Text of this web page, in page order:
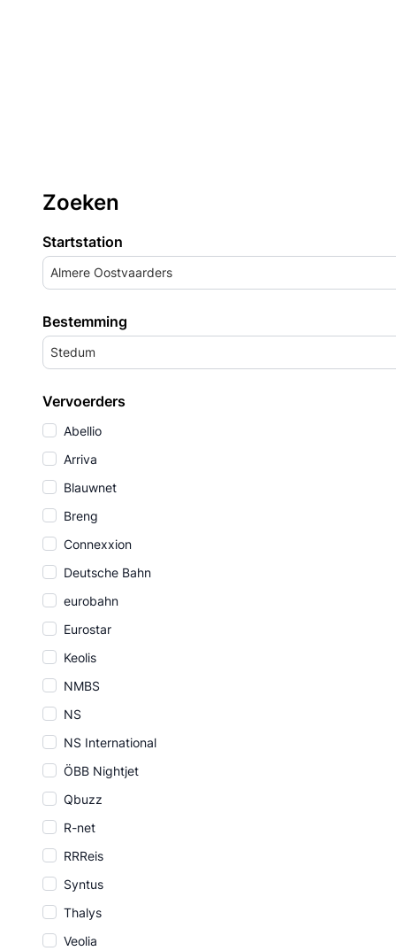
Zoeken
Startstation
Almere Oostvaarders
Bestemming
Stedum
Vervoerders
Abellio
Arriva
Blauwnet
Breng
Connexxion
Deutsche Bahn
eurobahn
Eurostar
Keolis
NMBS
NS
NS International
ÖBB Nightjet
Qbuzz
R-net
RRReis
Syntus
Thalys
Veolia